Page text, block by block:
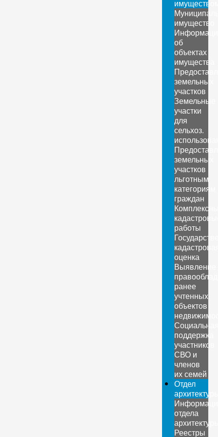
имущество
об
объектах
имущества
земельных
участков
Земельные
участки
для
сельхоз.
земельных
участков
льготным
категориям
граждан
работы
оценка
Выявление
ранее
учтенных
объектов
поддержка
участников
СВО и
членов
их семей
Отдел
отдела
Реестры